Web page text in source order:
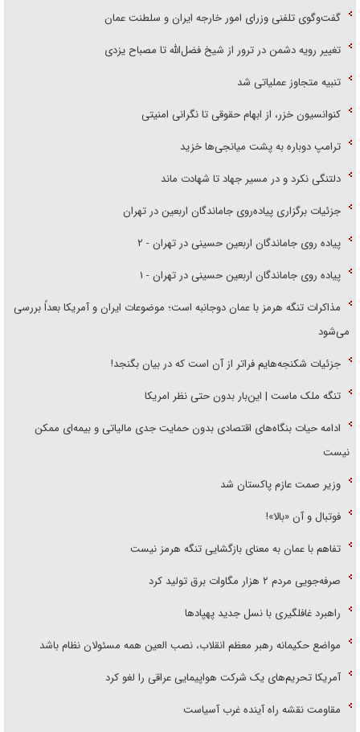
گفت‌وگوی تلفنی وزرای امور خارجه ایران و سلطنت عمان
تغییر رویه دشمن در ترور از شیخ فضل‌الله تا مصباح یزدی
تنبیه متجاوز عملیاتی شد
کنوانسیون خزر، از ابهام حقوقی تا نگرانی امنیتی
ترامپ دوباره به پشت میانجی‌ها خزید
دلتنگی نکرد و در مسیر جهاد تا شهادت ماند
جزئیات برگزاری پیاده‌روی جاماندگان اربعین در تهران
پیاده روی جاماندگان اربعین حسینی در تهران - ۲
پیاده روی جاماندگان اربعین حسینی در تهران - ۱
مذاکرات تنگه هرمز با عمان دوجانبه است؛ موضوعات ایران و آمریکا بعداً بررسی
می‌شود
جزئیات شکنجه‌هایم فراتر از آن است که در بیان بگنجد!
تنگه ملک ماست | این‌بار بدون حتی نظر امریکا
ادامه حیات بنگاه‌های اقتصادی بدون حمایت جدی مالیاتی و بیمه‌ای ممکن
نیست
وزیر صمت عازم پاکستان شد
فوتبال و آن «بالا»!
تفاهم با عمان به معنای بازگشایی تنگه هرمز نیست
صرفه‌جویی مردم ۲ هزار مگاوات برق تولید کرد
راهبرد غافلگیری با نسل جدید پهپاد‌ها
مواضع حکیمانه رهبر معظم انقلاب، نصب العین همه مسئولان نظام باشد
آمریکا تحریم‌های یک شرکت هواپیمایی عراقی را لغو کرد
مقاومت نقشه راه آینده غرب آسیاست